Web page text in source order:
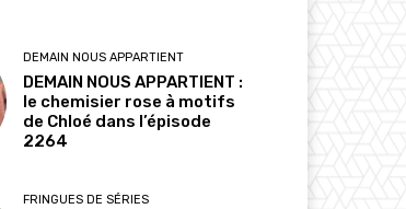
DEMAIN NOUS APPARTIENT
DEMAIN NOUS APPARTIENT :
le chemisier rose à motifs
de Chloé dans l’épisode
2264
FRINGUES DE SÉRIES